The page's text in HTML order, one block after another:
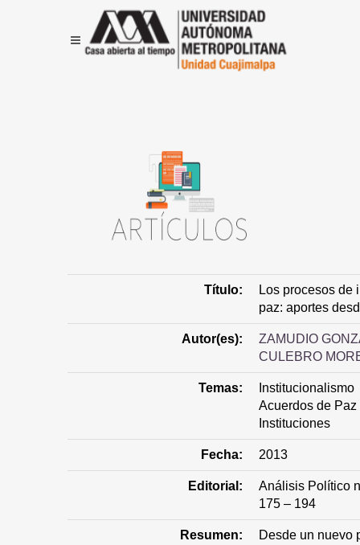
Título:
Los procesos de
paz: aportes
Autor(es):
ZAMUDIO
CULEBRO
Temas:
Institucionalismo
Acuerdos de Paz
Instituciones
Fecha: 2013
Editorial:
Análisis Político
175 – 194
Resumen:
Desde un nuevo